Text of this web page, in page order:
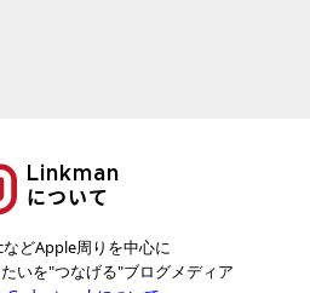
Linkman
について
どApple周りを中心に
いを"つなげる"ブログメディア